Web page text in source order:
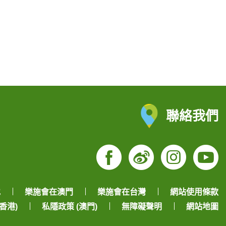
聯絡我們
Facebook
Weibo
樂施會在澳門 樂施會在台灣
網站使用條款
港)
私隱政策 (澳門) 無障礙聲明 網站地圖